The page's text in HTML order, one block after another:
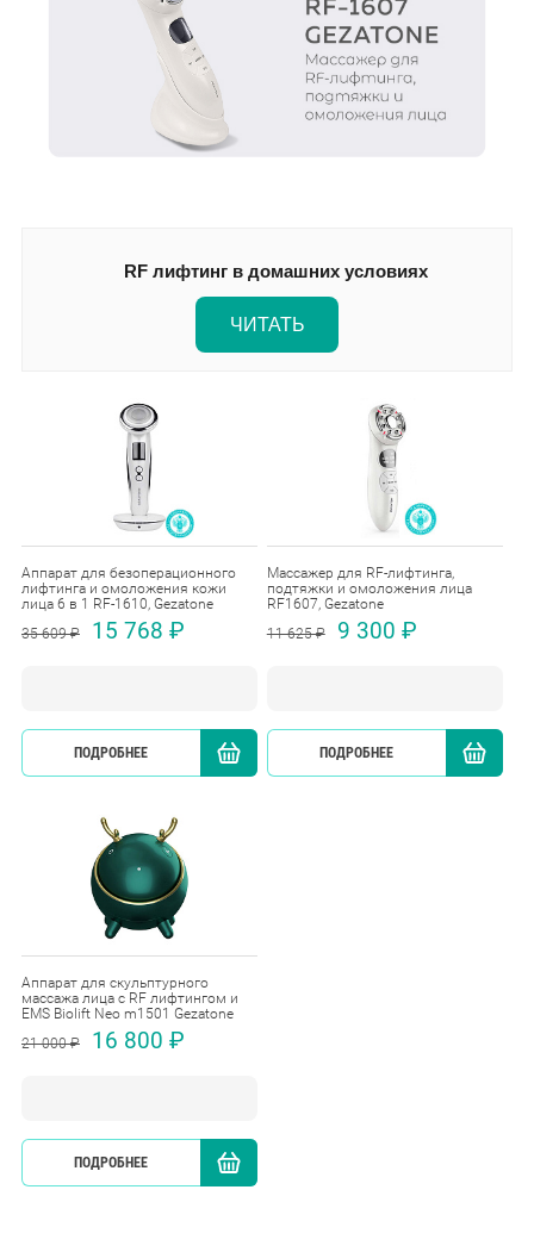
RF лифтинг в домашних условиях
ЧИТАТЬ
Аппарат для безоперационного
лифтинга и омоложения кожи
лица 6 в 1 RF-1610, Gezatone
35 609 ₽
15 768 ₽
ПОДРОБНЕЕ КУПИТЬ
Массажер для RF-лифтинга,
подтяжки и омоложения лица
RF1607, Gezatone
11 625 ₽
9 300 ₽
ПОДРОБНЕЕ
Аппарат для скульптурного
массажа лица с RF лифтингом и
EMS Biolift Neo m1501 Gezatone
21 000 ₽
16 800 ₽
ПОДРОБНЕЕ